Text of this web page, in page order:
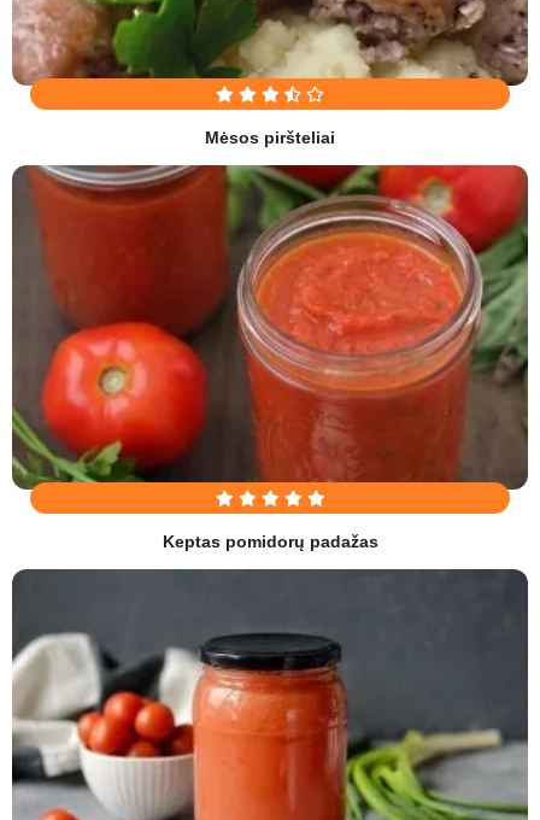
Mėsos piršteliai
Keptas pomidorų padažas